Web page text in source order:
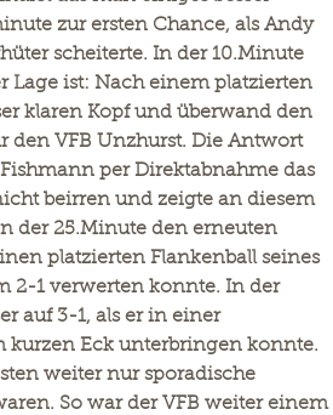
zur ersten Chance, als Andy
scheiterte. In der 10.Minute
Lage ist: Nach einem platzierten
klaren Kopf und überwand den
den VFB Unzhurst. Die Antwort
per Direktabnahme das
beirren und zeigte an diesem
der 25.Minute den erneuten
platzierten Flankenball seines
2-1 verwerten konnte. In der
auf 3-1, als er in einer
kurzen Eck unterbringen konnte.
weiter nur sporadische
So war der VFB weiter einem